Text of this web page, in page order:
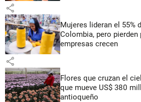
share
Mujeres lideran el 55%
Colombia, pero pierden
empresas crecen
share
Flores que cruzan el
que mueve US$ 380
antioqueño